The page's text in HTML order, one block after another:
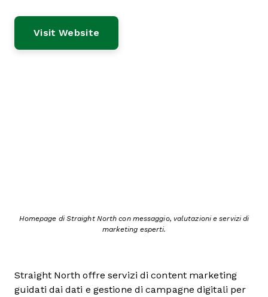
Visit Website
Homepage di Straight North con messaggio, valutazioni e servizi di
marketing esperti.
Straight North offre servizi di content marketing
guidati dai dati e gestione di campagne digitali per